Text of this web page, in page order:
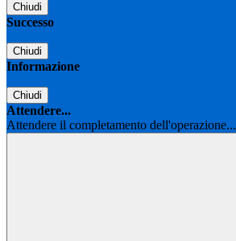
Chiudi
Successo
Chiudi
Informazione
Chiudi
Attendere...
Attendere il completamento dell'operazione...